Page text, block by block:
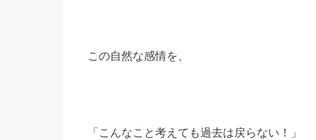
この自然な感情を、
「こんなこと考えても過去は戻らない！」